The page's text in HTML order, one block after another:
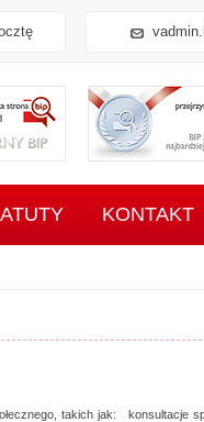
- Złoty BIPPrzejrzysta strona BIP
KONTAKT
takich jak: konsultacje